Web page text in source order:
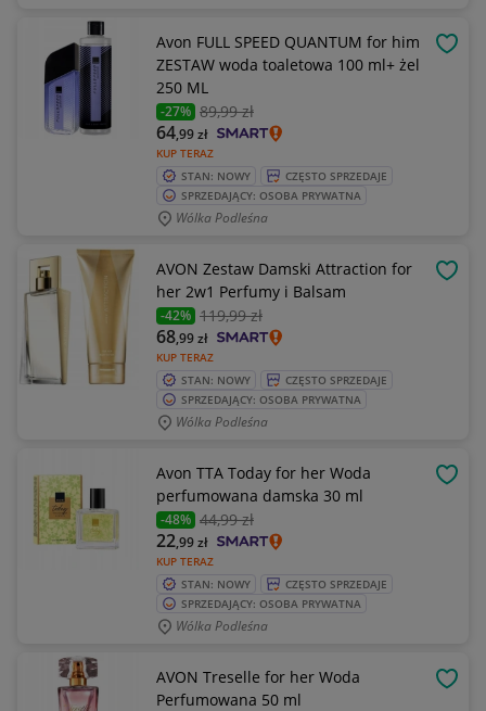
Avon FULL SPEED QUANTUM for him
ZESTAW woda toaletowa 100 ml+ żel
250 ML
-27% 89,99 zł
KUP TERAZ
64,99zł
STAN: NOWY
CZĘSTO SPRZEDAJE
SPRZEDAJĄCY: OSOBA PRYWATNA
Wólka Podleśna
AVON Zestaw Damski Attraction for
her 2w1 Perfumy i Balsam
-42% 119,99 zł
KUP TERAZ
68,99zł
STAN: NOWY
CZĘSTO SPRZEDAJE
SPRZEDAJĄCY: OSOBA PRYWATNA
Wólka Podleśna
Avon TTA Today for her Woda
perfumowana damska 30 ml
-48% 44,99 zł
KUP TERAZ
22,99zł
STAN: NOWY
CZĘSTO SPRZEDAJE
SPRZEDAJĄCY: OSOBA PRYWATNA
Wólka Podleśna
AVON Treselle for her Woda
Perfumowana 50 ml